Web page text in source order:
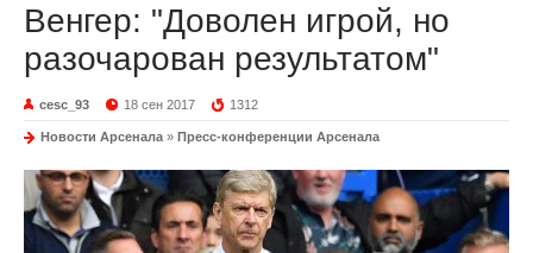
Венгер: "Доволен игрой, но
разочарован результатом"
cesc_93 18 сен 2017 1312
Новости Арсенала » Пресс-конференции Арсенала